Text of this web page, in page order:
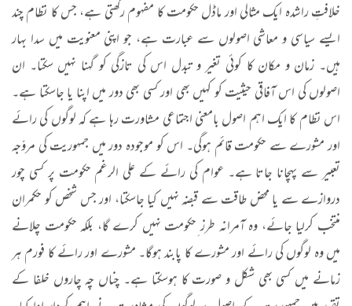
خلافتِ راشدہ ایک مثالی اور ماڈل حکومت کا مفہوم رکھتی ہے، جس کا نظام چند
ایسے سیاسی و معاشی اصولوں سے عبارت ہے، جو اپنی معنویت میں سدا بہار
ہیں۔ زمان و مکان کا کوئی تغیر و تبدل اس کی تازگی کو گہنا نہیں سکتا۔ ان
اصولوں کی اس آفاقی حیثیت کو کہیں بھی اور کسی بھی دور میں اپنا یا جاسکتا ہے۔
اس نظام کا ایک اہم اصول بامعنی اجتماعی مشاورت رہا ہے کہ لوگوں کی رائے
اور مشورے سے حکومت قائم ہوگی۔ اس کو موجودہ دور میں جمہوریت کی مروّجہ
تعبیر سے پہچانا جاتا ہے۔ عوام کی رائے کے علی الرغم حکومت پر کسی چور
دروازے سے یا محض طاقت سے قبضہ نہیں کیا جاسکتا، اور جس شخص کو حکمران
منتخب کرلیا جائے، وہ آمرانہ طرز ِحکومت نہیں کرے گا، بلکہ حکومت چلانے
میں وہ لوگوں کی رائے اور مشورے کا پابند ہوگا۔ مشورے اور رائے کا فورم ہر
زمانے میں کسی بھی شکل و صورت کا ہوسکتا ہے۔ چناں چہ چاروں خلفا کے